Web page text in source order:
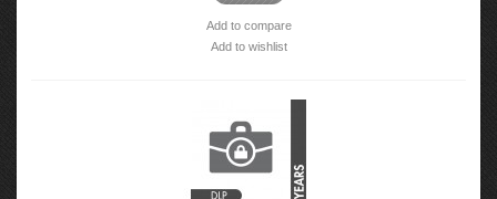
Add to compare
Add to wishlist